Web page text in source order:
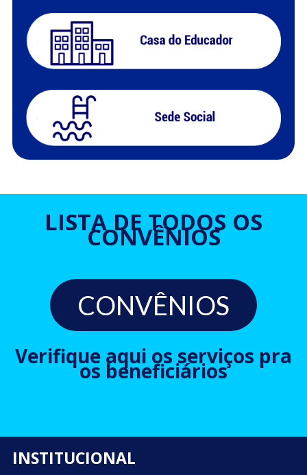
LISTA DE TODOS OS
CONVÊNIOS
CONVÊNIOS
Verifique aqui os serviços pra
os beneficiários
INSTITUCIONAL